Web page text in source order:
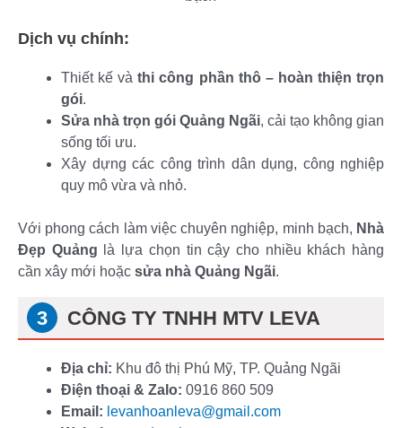
Dịch vụ chính:
Thiết kế vàthi công phần thô – hoàn thiện trọn
gói.
Sửa nhà trọn gói Quảng Ngãi, cải tạo không gian
sống tối ưu.
Xây dựng các công trình dân dụng, công nghiệp
quy mô vừa và nhỏ.
Với phong cách làm việc chuyên nghiệp, minh bạch, Nhà
Đẹp Quảng là lựa chọn tin cậy cho nhiều khách hàng
cần xây mới hoặc sửa nhà Quảng Ngãi.
CÔNG TY TNHH MTV LEVA
Địa chỉ: Khu đô thị Phú Mỹ, TP. Quảng Ngãi
Điện thoại & Zalo: 0916 860 509
Email: levanhoanleva@gmail.com